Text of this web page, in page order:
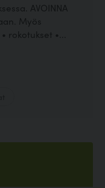
AVOINNA
Myös
rokotukset •...